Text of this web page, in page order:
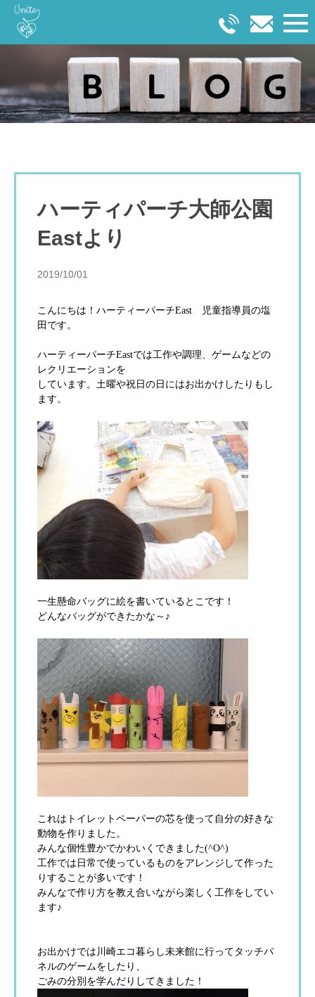
ハーティパーチ大師公園
Eastより
2019/10/01
こんにちは！ハーティーパーチEast 児童指導員の塩
田です。
ハーティーパーチEastでは工作や調理、ゲームなどの
レクリエーションを
しています。土曜や祝日の日にはお出かけしたりもし
ます。
一生懸命バッグに絵を書いているとこです！
どんなバッグができたかな～♪
これはトイレットペーパーの芯を使って自分の好きな
動物を作りました。
みんな個性豊かでかわいくできました(^O^)
工作では日常で使っているものをアレンジして作った
りすることが多いです！
みんなで作り方を教え合いながら楽しく工作をしてい
ます♪
お出かけでは川崎エコ暮らし未来館に行ってタッチパ
ネルのゲームをしたり、
ごみの分別を学んだりしてきました！